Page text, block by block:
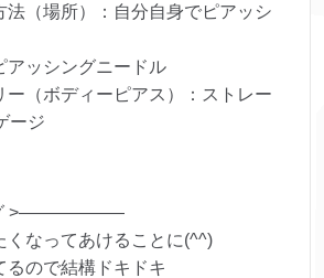
法（場所）：自分自身でピアッシ
アッシングニードル
ー（ボディーピアス）：ストレー
ージ
グ >——————
くなってあけることに(^^)
るので結構ドキドキ